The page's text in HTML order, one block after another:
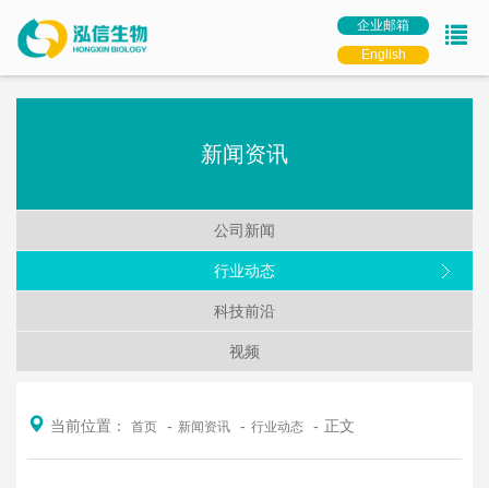
企业邮箱
English
新闻资讯
公司新闻
行业动态
科技前沿
视频
当前位置： 首页 新闻资讯 行业动态 正文